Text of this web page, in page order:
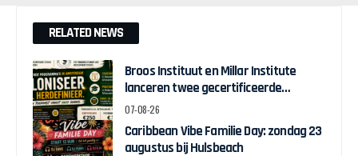
RELATED NEWS
Broos Instituut en Millar Institute
lanceren twee gecertificeerde
Afrocentrische opleidingen in
Amsterdam
07-08-26
Caribbean Vibe Familie Day: zondag 23
augustus bij Hulsbeach